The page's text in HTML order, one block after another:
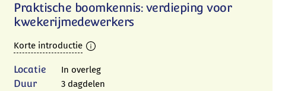
Praktische boomkennis: verdieping voor
kwekerijmedewerkers
Korte introductie
Locatie In overleg
Duur 3 dagdelen